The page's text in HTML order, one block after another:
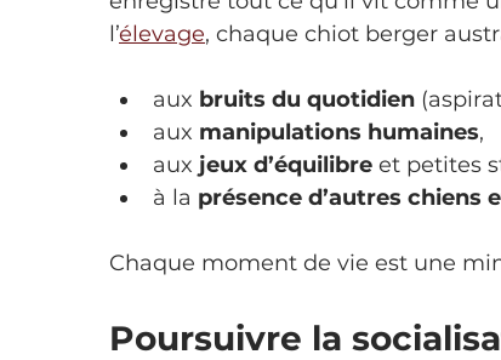
l’élevage, chaque chiot berger
aux bruits du quotidien
aux manipulations humaines,
aux jeux d’équilibre et petites
à la présence d’autres chiens
Chaque moment de vie est une
Poursuivre la